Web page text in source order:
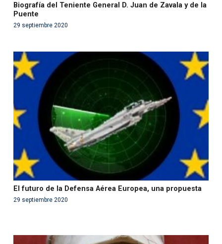
Biografía del Teniente General D. Juan de Zavala y de la
Puente
29 septiembre 2020
Warning
: Use of undefined constant php - assumed
'php' (this will throw an Error in a future version of PHP)
/var/www/acami.es/wp-
content/themes/fundcami/page-publicaciones.php
on line99
El futuro de la Defensa Aérea Europea, una propuesta
29 septiembre 2020